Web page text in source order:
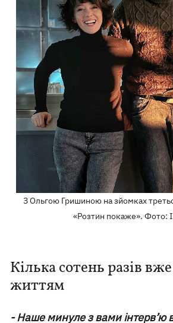
З Ольгою Гришиною на зйомках
«Розтин покаже». Фото:
Кілька сотень разів
життям
- Наше минуле з вамиінтерв’ю